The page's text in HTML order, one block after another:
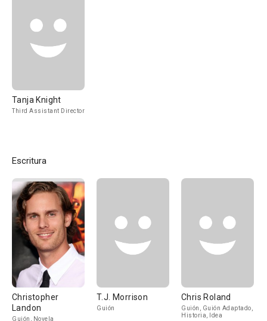
Tanja Knight
Third Assistant Director
Escritura
Christopher
Landon
Guión, Novela
T.J. Morrison
Guión
Chris Roland
Guión, Guión Adaptado,
Historia, Idea